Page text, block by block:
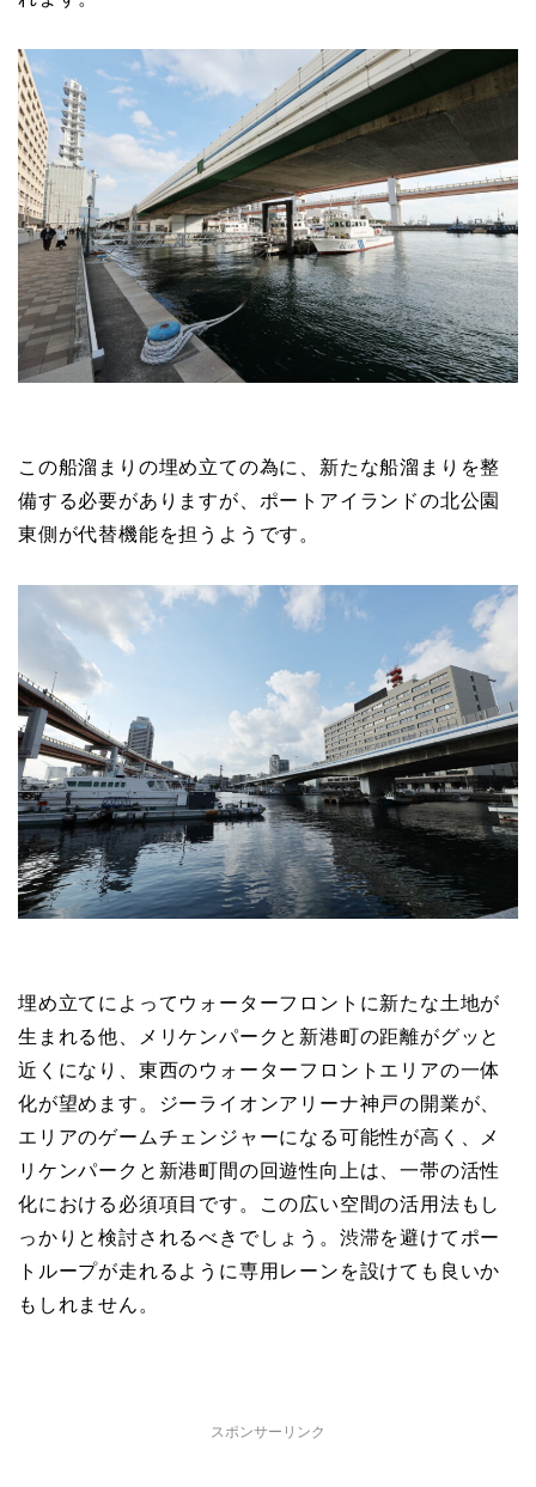
この船溜まりの埋め立ての為に、新たな船溜まりを整
備する必要がありますが、ポートアイランドの北公園
東側が代替機能を担うようです。
埋め立てによってウォーターフロントに新たな土地が
生まれる他、メリケンパークと新港町の距離がグッと
近くになり、東西のウォーターフロントエリアの一体
化が望めます。ジーライオンアリーナ神戸の開業が、
エリアのゲームチェンジャーになる可能性が高く、メ
リケンパークと新港町間の回遊性向上は、一帯の活性
化における必須項目です。この広い空間の活用法もし
っかりと検討されるべきでしょう。渋滞を避けてポー
トループが走れるように専用レーンを設けても良いか
もしれません。
スポンサーリンク